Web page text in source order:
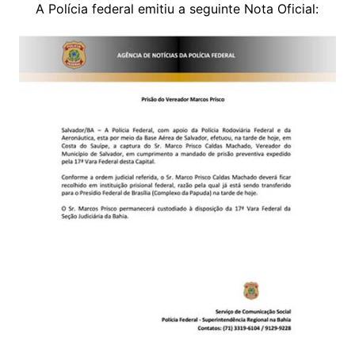
A Polícia federal emitiu a seguinte Nota Oficial: